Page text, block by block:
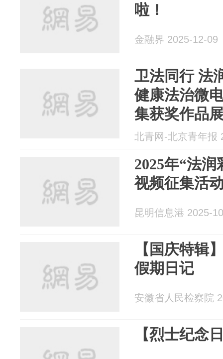
啦！
金融界 2025-12-09
卫法同行 法
健康法治微
集获奖作品
举办
北青网-北京青年报
2025年“法
视频征集活
昆明信息港 2025-
【国庆特辑
假期日记
安徽省人民检察院
【烈士纪念